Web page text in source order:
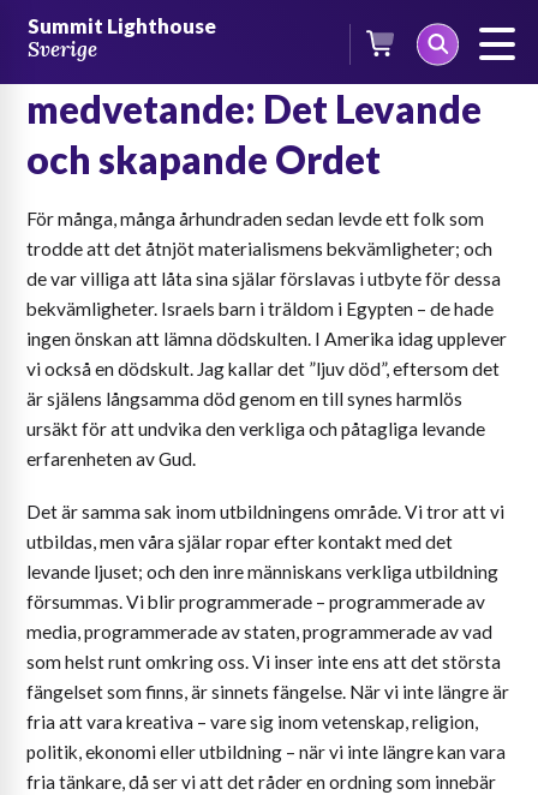
Summit Lighthouse
Sverige
En rörlig ström av
medvetande: Det Levande
och skapande Ordet
För många, många århundraden sedan levde ett folk som
trodde att det åtnjöt materialismens bekvämligheter; och
de var villiga att låta sina själar förslavas i utbyte för dessa
bekvämligheter. Israels barn i träldom i Egypten – de hade
ingen önskan att lämna dödskulten. I Amerika idag upplever
vi också en dödskult. Jag kallar det ”ljuv död”, eftersom det
är själens långsamma död genom en till synes harmlös
ursäkt för att undvika den verkliga och påtagliga levande
erfarenheten av Gud.
Det är samma sak inom utbildningens område. Vi tror att vi
utbildas, men våra själar ropar efter kontakt med det
levande ljuset; och den inre människans verkliga utbildning
försummas. Vi blir programmerade – programmerade av
media, programmerade av staten, programmerade av vad
som helst runt omkring oss. Vi inser inte ens att det största
fängelset som finns, är sinnets fängelse. När vi inte längre är
fria att vara kreativa – vare sig inom vetenskap, religion,
politik, ekonomi eller utbildning – när vi inte längre kan vara
fria tänkare, då ser vi att det råder en ordning som innebär